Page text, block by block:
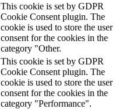
This cookie is set by GDPR
Cookie Consent plugin. The
cookie is used to store the user
consent for the cookies in the
category "Other.
This cookie is set by GDPR
Cookie Consent plugin. The
cookie is used to store the user
consent for the cookies in the
category "Performance".